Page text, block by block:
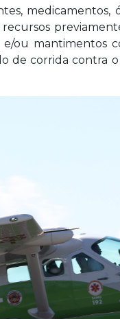
medicamentos,
ou mantimentos
de corrida contra